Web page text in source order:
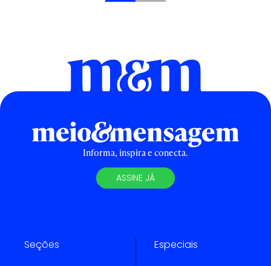
Informa, inspira e conecta.
ASSINE JÁ
Seções Especiais